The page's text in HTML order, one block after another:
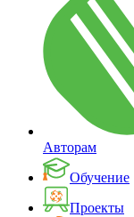
Авторам
Обучение
Проекты